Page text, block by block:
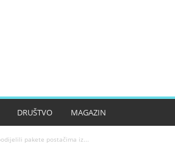
DRUŠTVO MAGAZIN
pakete postačima iz...